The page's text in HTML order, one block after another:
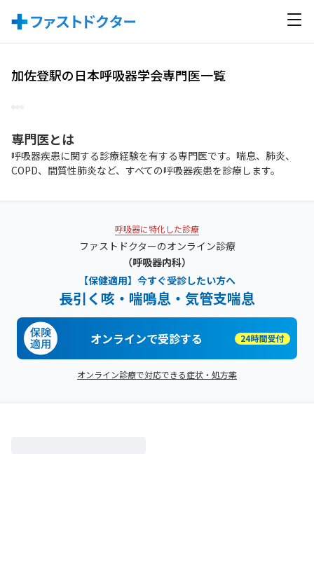
加佐登駅の日本呼吸器学会専門医一覧
専門医とは
呼吸器疾患に関する診療経験を有する専門医です。喘息、肺炎、
COPD、間質性肺炎など、すべての呼吸器疾患を診療します。
呼吸器に特化した診療
ファストドクターのオンライン診療
（呼吸器内科）
【保健適用】今すぐ受診したい方へ
長引く咳・喘鳴息・気管支喘息
オンラインで受診する
オンライン診療で対応できる症状・処方薬